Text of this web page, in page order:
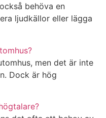
behöva en
ljudkällor eller lägga
men det är inte
Dock är hög